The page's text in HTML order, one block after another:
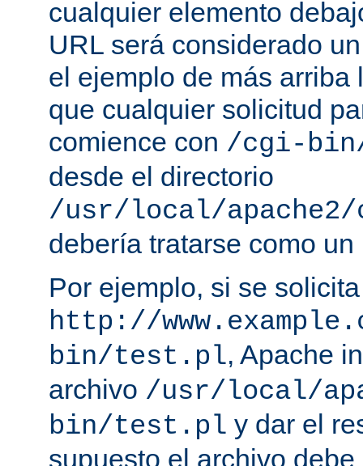
cualquier elemento
URL será considerado
el ejemplo de más arriba
que cualquier solicitud
comience con /cgi-
desde el directorio
/usr/local/
debería tratarse como
Por ejemplo, si se
http://
bin/test.pl, Apache
archivo /usr/local/
bin/test.pl y dar el
supuesto el archivo